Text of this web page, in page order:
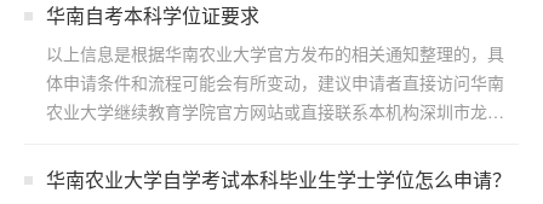
华南自考本科学位证要求
以上信息是根据华南农业大学官方发布的相关通知整理的，具
体申请条件和流程可能会有所变动，建议申请者直接访问华南
农业大学继续教育学院官方网站或直接联系本机构深圳市龙岗
华南农业大学自学考试本科毕业生学士学位怎么申请？